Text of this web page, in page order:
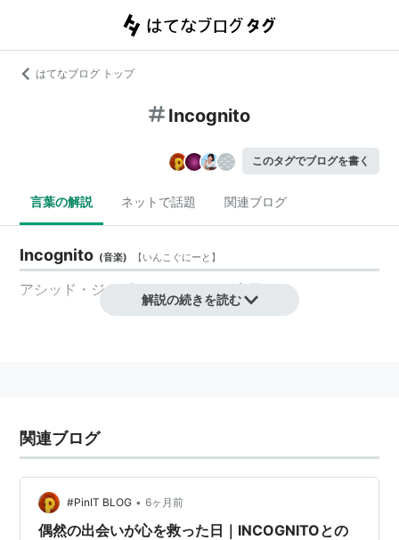
はてなブログ トップ
Incognito
このタグでブログを書く
言葉の解説 ネットで話題 関連ブログ
Incognito (音楽) 【いんこぐにーと 】
アシッド・ジャズのバンド。よく来日する。
解説の続きを読む
関連ブログ
#PinIT BLOG • 6ヶ月前
偶然の出会いが心を救った日｜INCOGNITOとの